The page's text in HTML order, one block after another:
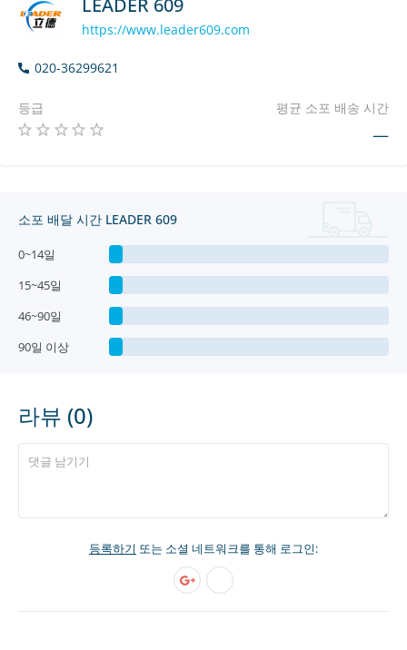
https://www.leader609.com
020-36299621
등급 평균 소포 배송 시간
—
소포 배달 시간 LEADER 609
0~14일
15~45일
46~90일
90일 이상
라뷰 (0)
등록하기 또는 소셜 네트워크를 통해 로그인: